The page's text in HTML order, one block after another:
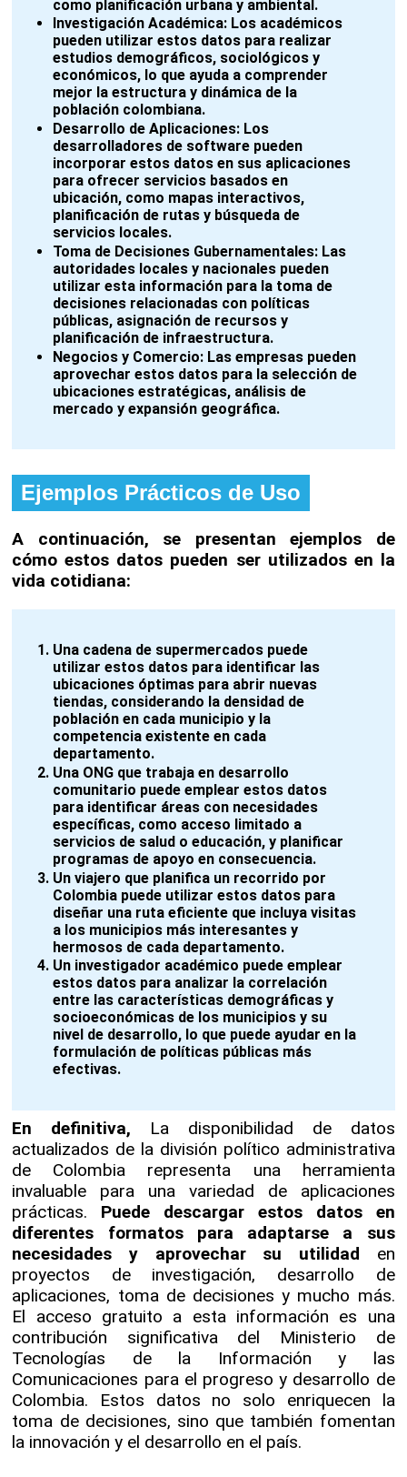
como planificación urbana y ambiental.
Investigación Académica: Los académicos
pueden utilizar estos datos para realizar
estudios demográficos, sociológicos y
económicos, lo que ayuda a comprender
mejor la estructura y dinámica de la
población colombiana.
Desarrollo de Aplicaciones:Los
desarrolladores de software pueden
incorporar estos datos en sus aplicaciones
para ofrecer servicios basados en
ubicación, como mapas interactivos,
planificación de rutas y búsqueda de
servicios locales.
Toma de Decisiones Gubernamentales:Las
autoridades locales y nacionales pueden
utilizar esta información para la toma de
decisiones relacionadas con políticas
públicas, asignación de recursos y
planificación de infraestructura.
Negocios y Comercio:Las empresas pueden
aprovechar estos datos para la selección de
ubicaciones estratégicas, análisis de
mercado y expansión geográfica.
Ejemplos Prácticos de Uso
A continuación, se presentan ejemplos de
cómo estos datos pueden ser utilizados en la
vida cotidiana:
Una cadena de supermercados puede
utilizar estos datos para identificar las
ubicaciones óptimas para abrir nuevas
tiendas, considerando la densidad de
población en cada municipio y la
competencia existente en cada
departamento.
Una ONG que trabaja en desarrollo
comunitario puede emplear estos datos
para identificar áreas con necesidades
específicas, como acceso limitado a
servicios de salud o educación, y planificar
programas de apoyo en consecuencia.
Un viajero que planifica un recorrido por
Colombia puede utilizar estos datos para
diseñar una ruta eficiente que incluya visitas
a los municipios más interesantes y
hermosos de cada departamento.
Un investigador académico puede emplear
estos datos para analizar la correlación
entre las características demográficas y
socioeconómicas de los municipios y su
nivel de desarrollo, lo que puede ayudar en la
formulación de políticas públicas más
efectivas.
En definitiva, La disponibilidad de datos
actualizados de la división político administrativa
de Colombia representa una herramienta
invaluable para una variedad de aplicaciones
prácticas. Puede descargar estos datos en
diferentes formatos para adaptarse a sus
necesidades y aprovechar su utilidad en
proyectos de investigación, desarrollo de
aplicaciones, toma de decisiones y mucho más.
El acceso gratuito a esta información es una
contribución significativa del Ministerio de
Tecnologías de la Información y las
Comunicaciones para el progreso y desarrollo de
Colombia. Estos datos no solo enriquecen la
toma de decisiones, sino que también fomentan
la innovación y el desarrollo en el país.